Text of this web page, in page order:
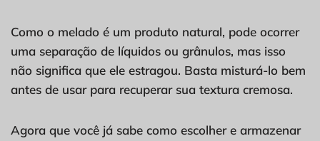
Como o melado é um produto natural, pode ocorrer
uma separação de líquidos ou grânulos, mas isso
não significa que ele estragou. Basta misturá-lo bem
antes de usar para recuperar sua textura cremosa.
Agora que você já sabe como escolher e armazenar